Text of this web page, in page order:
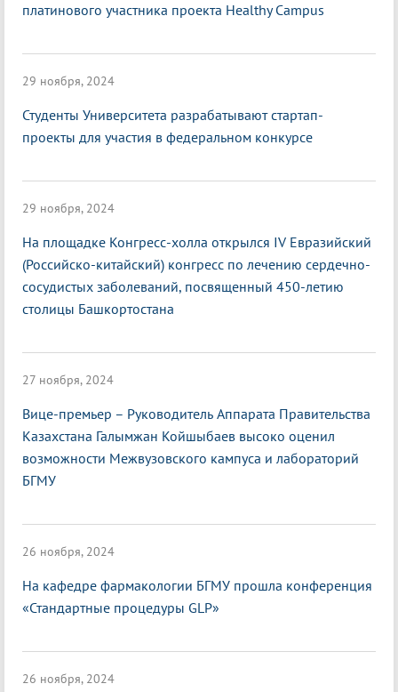
платинового участника проекта Healthy Campus
29 ноября, 2024
Студенты Университета разрабатывают стартап-
проекты для участия в федеральном конкурсе
29 ноября, 2024
На площадке Конгресс-холла открылся IV Евразийский
(Российско-китайский) конгресс по лечению сердечно-
сосудистых заболеваний, посвященный 450-летию
столицы Башкортостана
27 ноября, 2024
Вице-премьер – Руководитель Аппарата Правительства
Казахстана Галымжан Койшыбаев высоко оценил
возможности Межвузовского кампуса и лабораторий
БГМУ
26 ноября, 2024
На кафедре фармакологии БГМУ прошла конференция
«Стандартные процедуры GLP»
26 ноября, 2024